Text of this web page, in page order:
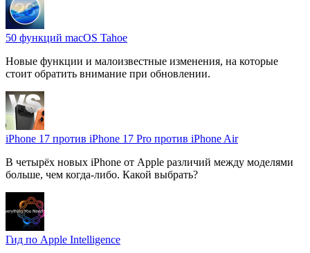
50 функций macOS Tahoe
Новые функции и малоизвестные изменения, на которые
стоит обратить внимание при обновлении.
iPhone 17 против iPhone 17 Pro против iPhone Air
В четырёх новых iPhone от Apple различий между моделями
больше, чем когда-либо. Какой выбрать?
Гид по Apple Intelligence